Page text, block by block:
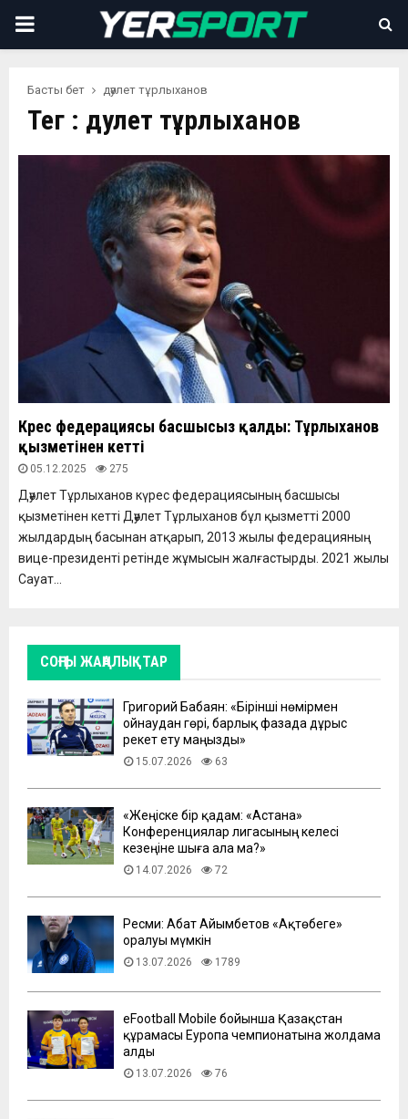
PRIMARY
Басты бет дәулет тұрлыханов
Тег : дәулет тұрлыханов
Күрес федерациясы басшысыз қалды: Тұрлыханов
қызметінен кетті
05.12.2025 275
Дәулет Тұрлыханов күрес федерациясының басшысы
қызметінен кетті Дәулет Тұрлыханов бұл қызметті 2000
жылдардың басынан атқарып, 2013 жылы федерацияның
вице-президенті ретінде жұмысын жалғастырды. 2021 жылы
Сауат...
СОҢҒЫ ЖАҢАЛЫҚТАР
Григорий Бабаян: «Бірінші нөмірмен
ойнаудан гөрі, барлық фазада дұрыс
әрекет ету маңызды»
15.07.2026 63
«Жеңіске бір қадам: «Астана»
Конференциялар лигасының келесі
кезеңіне шыға ала ма?»
14.07.2026 72
Ресми: Абат Айымбетов «Ақтөбеге»
оралуы мүмкін
13.07.2026 1789
eFootball Mobile бойынша Қазақстан
құрамасы Еуропа чемпионатына жолдама
алды
13.07.2026 76